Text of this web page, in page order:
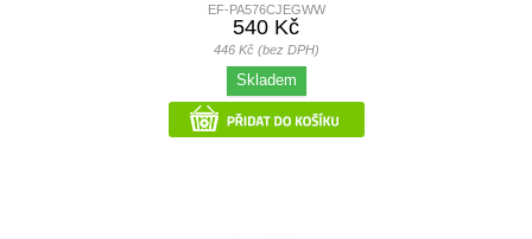
EF-PA576CJEGWW
540 Kč
446 Kč (bez DPH)
Skladem